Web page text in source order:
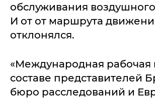
обслуживания
И от от маршрута
отклонялся.
«Международная рабочая
составе представителей
бюро расследований и